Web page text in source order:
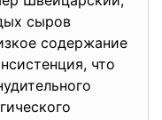
сыров
содержание
что